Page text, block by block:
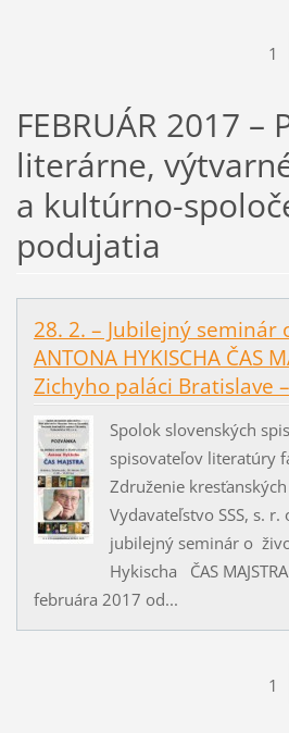
1
FEBRUÁR 2017 –
literárne,
a kultúrno-
podujatia
28. 2. – Jubilejný seminár
ANTONA HYKISCHA ČAS
Zichyho paláci Bratislave –
Spolok slovenských
spisovateľov literatúry
Združenie
Vydavateľstvo SSS, s.
jubilejný seminár o
Hykischa ČAS
februára 2017 od...
1